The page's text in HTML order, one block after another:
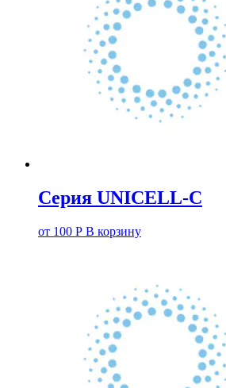
Серия UNICELL-C
от 100 Р В корзину